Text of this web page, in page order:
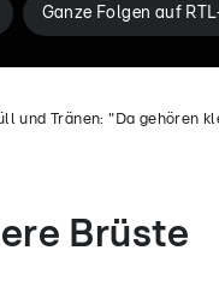
Ganze Folgen auf
und Tränen: "Da gehören
Brüste